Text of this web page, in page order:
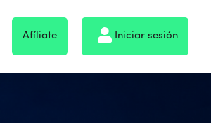
Afíliate Iniciar sesión